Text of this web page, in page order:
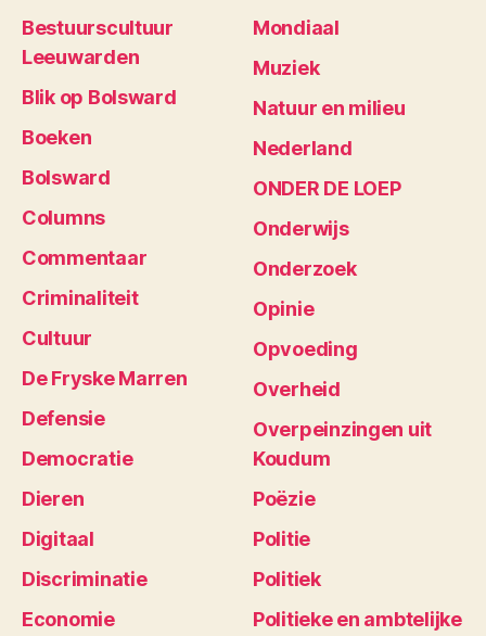
Bestuurscultuur
Leeuwarden
Blik op Bolsward
Boeken
Bolsward
Columns
Commentaar
Criminaliteit
Cultuur
De Fryske Marren
Defensie
Democratie
Dieren
Digitaal
Discriminatie
Economie
Mondiaal
Muziek
Natuur en milieu
Nederland
ONDER DE LOEP
Onderwijs
Onderzoek
Opinie
Opvoeding
Overheid
Overpeinzingen uit
Koudum
Poëzie
Politie
Politiek
Politieke en ambtelijke